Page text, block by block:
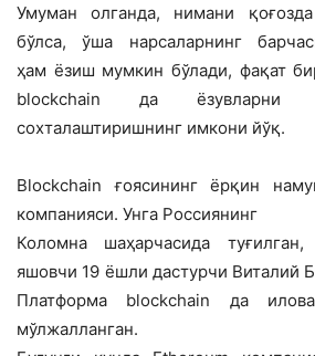
Умуман олганда, нимани
бўлса, ўша нарсаларнинг
ҳам ёзиш мумкин бўлади, фақат
blockchain да ёзувларни
сохталаштиришнинг имкони йўқ.
Blockchain ғоясининг ёрқин
компанияси. Унга Россиянинг
Коломна шаҳарчасида
яшовчи 19 ёшли дастурчи Виталий
Платформа blockchain да
мўлжалланган.